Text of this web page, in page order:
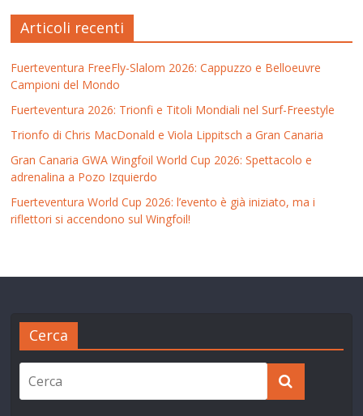
Articoli recenti
Fuerteventura FreeFly-Slalom 2026: Cappuzzo e Belloeuvre
Campioni del Mondo
Fuerteventura 2026: Trionfi e Titoli Mondiali nel Surf-Freestyle
Trionfo di Chris MacDonald e Viola Lippitsch a Gran Canaria
Gran Canaria GWA Wingfoil World Cup 2026: Spettacolo e
adrenalina a Pozo Izquierdo
Fuerteventura World Cup 2026: l’evento è già iniziato, ma i
riflettori si accendono sul Wingfoil!
Cerca